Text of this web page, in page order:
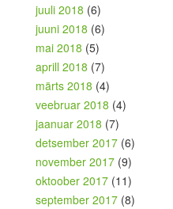
juuli 2018 (6)
juuni 2018 (6)
mai 2018 (5)
aprill 2018 (7)
märts 2018 (4)
veebruar 2018 (4)
jaanuar 2018 (7)
detsember 2017 (6)
november 2017 (9)
oktoober 2017 (11)
september 2017 (8)